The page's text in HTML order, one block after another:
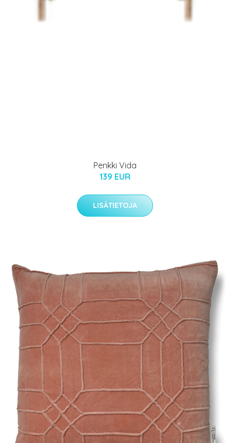
Penkki Vida
139 EUR
LISÄTIETOJA